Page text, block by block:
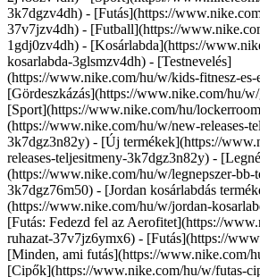
3k7dgzv4dh) - [Futás](https://
37v7jzv4dh) - [Futball](https://
1gdj0zv4dh) - [Kosárlabda](https://
kosarlabda-3glsmzv4dh) - [Testnevelés]
(https://www.nike.com/hu/w/kids-fitnesz-es-
[Gördeszkázás](https://www.nike.com/hu/
[Sport](https://www.nike.com/hu/
(https://www.nike.com/hu/w/new-releases-
3k7dgz3n82y) - [Új termékek](https://
releases-teljesitmeny-3k7dgz3n82y) -
(https://www.nike.com/hu/w/legnepszer-bb-
3k7dgz76m50) - [Jordan kosárlabdás
(https://www.nike.com/hu/w/jordan-
[Futás: Fedezd fel az Aerofitet](https://
ruhazat-37v7jz6ymx6) - [Futás](https://
[Minden, ami futás](https://www.nike.com/
[Cipők](https://www.nike.com/hu/w/futas-